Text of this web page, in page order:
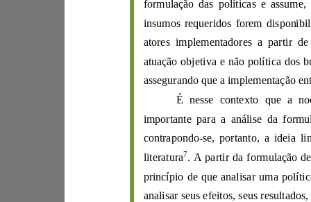
insumos requeridos forem
ator
es implementado
assegurando q
É nesse contexto
im
contrapondo-
se, portanto, a ideia l
literatura7 . A partir da form ulação de